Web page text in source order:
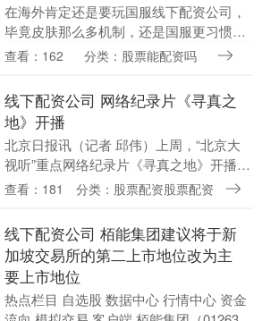
在海外肯定还是要玩国服线下配资公司，
毕竟皮肤那么多机制，还是国服更习惯一
些 想在海外流畅的玩国服游戏，那用UU
神器，简单方....
查看：162 分类：股票能配资吗
线下配资公司 网络纪录片《寻真之
地》开播
北京日报讯（记者 邱伟）上周，“北京大
视听”重点网络纪录片《寻真之地》开播。
该纪录片节目由北京市广播电视局支持指
政府等共同出....
查看：181 分类：股票配资股票配资
线下配资公司 栢能集团建议将于新
加坡交易所的第二上市地位改为主
要上市地位
热点栏目 自选股 数据中心 行情中心 资金